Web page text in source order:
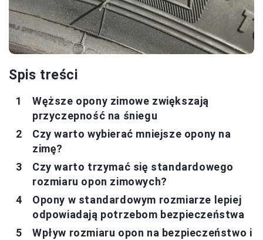
Spis treści
Węższe opony zimowe zwiększają
przyczepność na śniegu
Czy warto wybierać mniejsze opony na
zimę?
Czy warto trzymać się standardowego
rozmiaru opon zimowych?
Opony w standardowym rozmiarze lepiej
odpowiadają potrzebom bezpieczeństwa
Wpływ rozmiaru opon na bezpieczeństwo i